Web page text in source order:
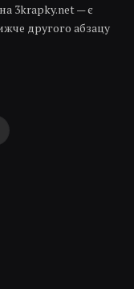
3krapky.net — є
другого абзацу